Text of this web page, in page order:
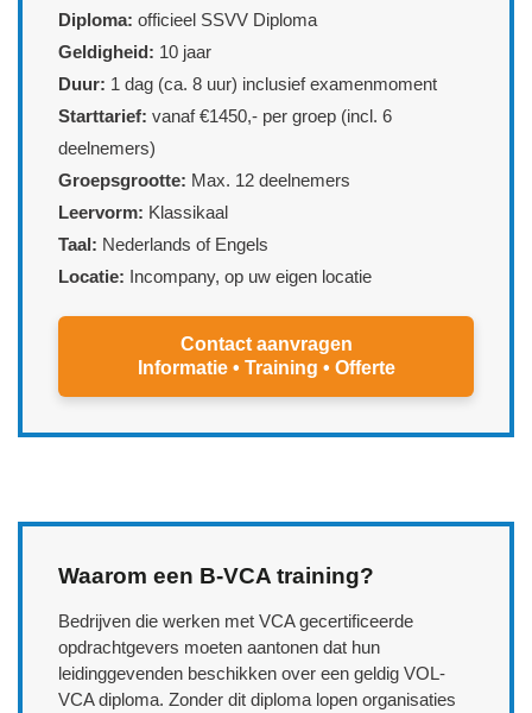
Diploma: officieel SSVV Diploma
Geldigheid: 10 jaar
Duur: 1 dag (ca. 8 uur) inclusief examenmoment
Starttarief: vanaf €1450,- per groep (incl. 6
deelnemers)
Groepsgrootte: Max. 12 deelnemers
Leervorm: Klassikaal
Taal: Nederlands of Engels
Locatie: Incompany, op uw eigen locatie
Contact aanvragen
Informatie • Training • Offerte
Waarom een B‑VCA training?
Bedrijven die werken met VCA gecertificeerde
opdrachtgevers moeten aantonen dat hun
leidinggevenden beschikken over een geldig VOL-
VCA diploma. Zonder dit diploma lopen organisaties